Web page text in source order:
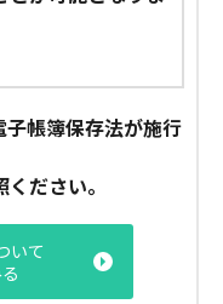
帳簿保存法が施行
ださい。
いて